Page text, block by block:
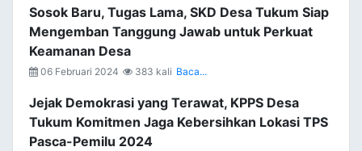
Sosok Baru, Tugas Lama, SKD Desa Tukum Siap
Mengemban Tanggung Jawab untuk Perkuat
Keamanan Desa
06 Februari 2024 383 kali Baca...
Jejak Demokrasi yang Terawat, KPPS Desa
Tukum Komitmen Jaga Kebersihkan Lokasi TPS
Pasca-Pemilu 2024